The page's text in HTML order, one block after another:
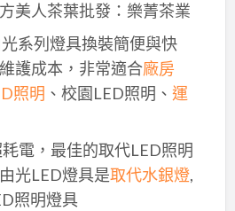
美人茶葉批發：樂菁茶業
系列燈具換裝簡便與快
護成本，非常適合廠房
照明 、校園LED照明、 運
電，最佳的取代LED照明
光LED燈具是取代水銀燈,
照明燈具